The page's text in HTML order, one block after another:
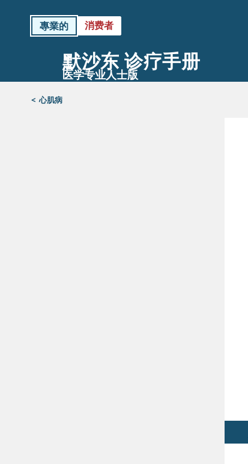
專業的 消费者
默沙东 诊疗手册
医学专业人士版
< 心肌病